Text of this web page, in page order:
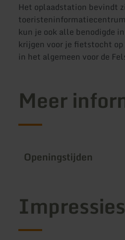
Het oplaadstation bevindt
kun je ook alle benodigde
krijgen voor je fietstocht op
in het algemeen voor de
Meer
Openingstijden
Impressies